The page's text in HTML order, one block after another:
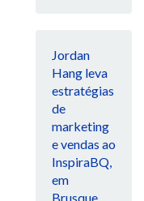
Jordan
Hang leva
estratégias
de
marketing
e vendas ao
InspiraBQ,
em
Brusque